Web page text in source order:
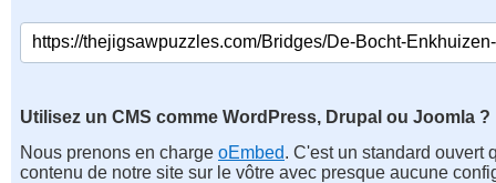
Utilisez un CMS comme WordPress, Drupal ou Joomla ?
Nous prenons en charge oEmbed. C'est un standard ouvert
contenu de notre site sur le vôtre avec presque aucune